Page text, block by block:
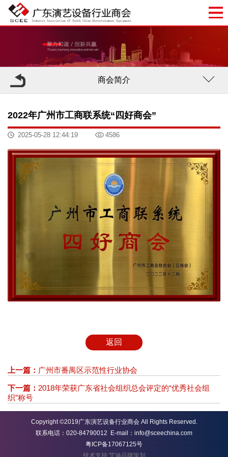
商会简介
2022年广州市工商联系统“四好商会”
2025-05-28 12:44:19 4586
返回
上一篇： 广州市番禺区示范性行业协会
下一篇： 2018年荣获广东省社会组织总会评定的“优秀社会组
织”称号
Copyright ©2019广东演艺设备行业商会 All Rights Reserved.
联系电话：020-84790012 E-mail：info@sceechina.com
粤ICP备17067125号
技术支持:艾迪品牌策划